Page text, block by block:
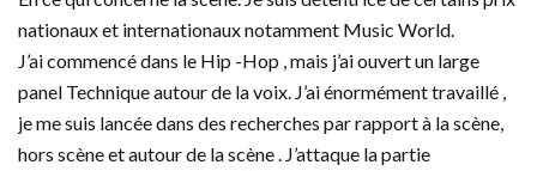
nationaux et internationaux notamment Music World.
J’ai commencé dans le Hip -Hop , mais j’ai ouvert un large
panel Technique autour de la voix. J’ai énormément travaillé ,
je me suis lancée dans des recherches par rapport à la scène,
hors scène et autour de la scène . J’attaque la partie